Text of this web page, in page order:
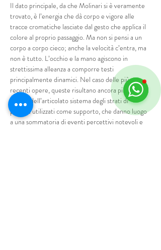
Il dato principale, da che Molinari si è veramente
trovato, è l’energia che dà corpo e vigore alle
tracce cromatiche lasciate dal gesto che applica il
colore al proprio passaggio. Ma non si pensi a un
corpo a corpo cieco; anche la velocità c’entra, ma
non è tutto. L’occhio e la mano agiscono in
strettissima alleanza a comporre testi
principalmente dinamici. Nel caso delle più
recenti opere, queste risultano ancora più attive
per via dell’articolato sistema degli strati di
plastica utilizzati come supporto, che danno luogo
a una sommatoria di eventi percettivi notevoli e